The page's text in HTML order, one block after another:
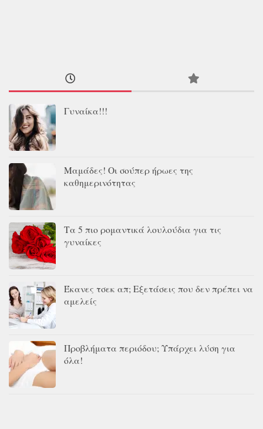
Γυναίκα!!!
Μαμάδες! Οι σούπερ ήρωες της
καθημερινότητας
Τα 5 πιο ρομαντικά λουλούδια για τις
γυναίκες
Έκανες τσεκ απ; Εξετάσεις που δεν πρέπει να
αμελείς
Προβλήματα περιόδου; Υπάρχει λύση για
όλα!